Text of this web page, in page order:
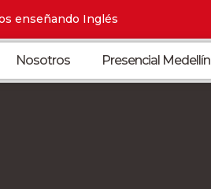
enseñando Inglés
Nosotros Presencial Medellín